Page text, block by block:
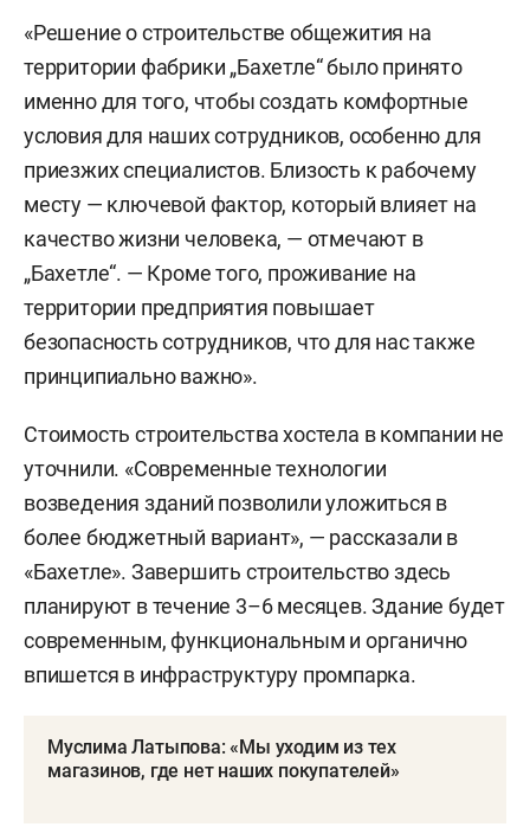
«Решение о строительстве общежития на
территории фабрики „Бахетле“ было принято
именно для того, чтобы создать комфортные
условия для наших сотрудников, особенно для
приезжих специалистов. Близость к рабочему
месту — ключевой фактор, который влияет на
качество жизни человека, — отмечают в
„Бахетле“. — Кроме того, проживание на
территории предприятия повышает
безопасность сотрудников, что для нас также
принципиально важно».
Стоимость строительства хостела в компании не
уточнили. «Современные технологии
возведения зданий позволили уложиться в
более бюджетный вариант», — рассказали в
«Бахетле». Завершить строительство здесь
планируют в течение 3–6 месяцев. Здание будет
современным, функциональным и органично
впишется в инфраструктуру промпарка.
Муслима Латыпова: «Мы уходим из тех
магазинов, где нет наших покупателей»